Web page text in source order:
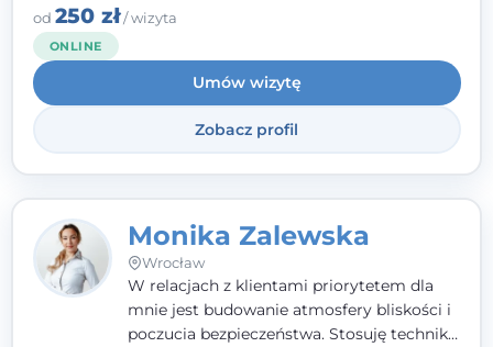
należę do Polskiego Towarzystwa
pierwszym miejscu stawiam budowanie
atmosfery bezpieczeństwa i zrozumienia w
relacjach z Klientami. Istotna dla nie jest
również koncentracja na dostępnych
zasobach.
od 250 zł/ wizyta
ONLINE
Umów wizytę
Zobacz profil
Monika Zalewska
Wrocław
W relacjach z klientami priorytetem dla
mnie jest budowanie atmosfery bliskości i
poczucia bezpieczeństwa. Stosuję techniki